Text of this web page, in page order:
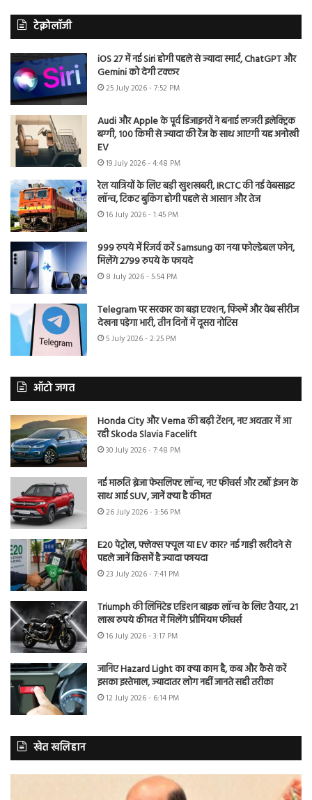
टेक्नोलॉजी
iOS 27 में नई Siri होगी पहले से ज्यादा स्मार्ट, ChatGPT और
Gemini को देगी टक्कर
25 July 2026 - 7:52 PM
Audi और Apple के पूर्व डिजाइनरों ने बनाई लग्जरी इलेक्ट्रिक
बग्गी, 100 किमी से ज्यादा की रेंज के साथ आएगी यह अनोखी
EV
19 July 2026 - 4:48 PM
रेल यात्रियों के लिए बड़ी खुशखबरी, IRCTC की नई वेबसाइट
लॉन्च, टिकट बुकिंग होगी पहले से आसान और तेज
16 July 2026 - 1:45 PM
999 रुपये में रिजर्व करें Samsung का नया फोल्डेबल फोन,
मिलेंगे 2799 रुपये के फायदे
8 July 2026 - 5:54 PM
Telegram पर सरकार का बड़ा एक्शन, फिल्में और वेब सीरीज
देखना पड़ेगा भारी, तीन दिनों में दूसरा नोटिस
5 July 2026 - 2:25 PM
ऑटो जगत
Honda City और Verna की बढ़ी टेंशन, नए अवतार में आ
रही Skoda Slavia Facelift
30 July 2026 - 7:48 PM
नई मारुति ब्रेजा फेसलिफ्ट लॉन्च, नए फीचर्स और टर्बो इंजन के
साथ आई SUV, जानें क्या है कीमत
26 July 2026 - 3:56 PM
E20 पेट्रोल, फ्लेक्स फ्यूल या EV कार? नई गाड़ी खरीदने से
पहले जानें किसमें है ज्यादा फायदा
23 July 2026 - 7:41 PM
Triumph की लिमिटेड एडिशन बाइक लॉन्च के लिए तैयार, 21
लाख रुपये कीमत में मिलेंगे प्रीमियम फीचर्स
16 July 2026 - 3:17 PM
जानिए Hazard Light का क्या काम है, कब और कैसे करें
इसका इस्तेमाल, ज्यादातर लोग नहीं जानते सही तरीका
12 July 2026 - 6:14 PM
खेत खलिहान